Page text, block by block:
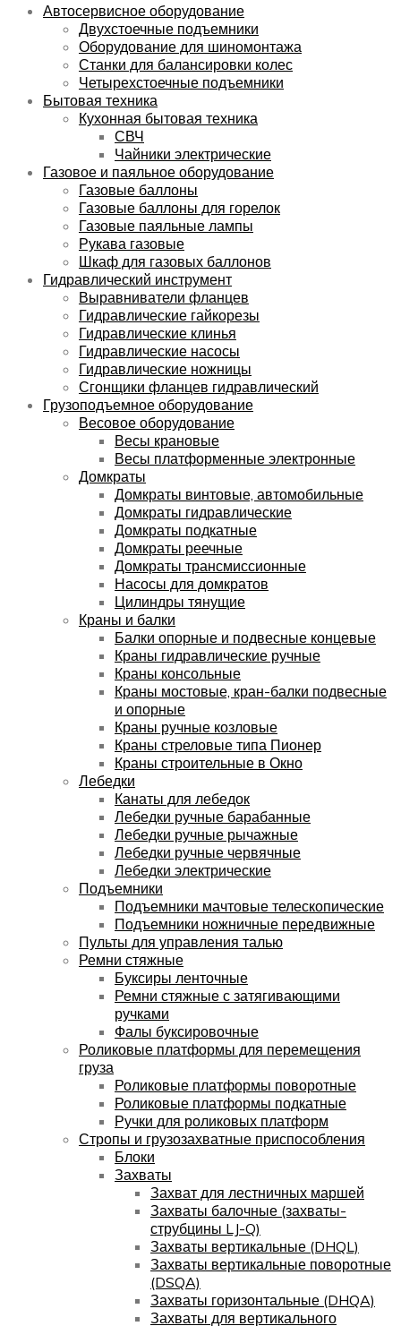
Автосервисное оборудование
Двухстоечные подъемники
Оборудование для шиномонтажа
Станки для балансировки колес
Четырехстоечные подъемники
Бытовая техника
Кухонная бытовая техника
СВЧ
Чайники электрические
Газовое и паяльное оборудование
Газовые баллоны
Газовые баллоны для горелок
Газовые паяльные лампы
Рукава газовые
Шкаф для газовых баллонов
Гидравлический инструмент
Выравниватели фланцев
Гидравлические гайкорезы
Гидравлические клинья
Гидравлические насосы
Гидравлические ножницы
Сгонщики фланцев гидравлический
Грузоподъемное оборудование
Весовое оборудование
Весы крановые
Весы платформенные электронные
Домкраты
Домкраты винтовые, автомобильные
Домкраты гидравлические
Домкраты подкатные
Домкраты реечные
Домкраты трансмиссионные
Насосы для домкратов
Цилиндры тянущие
Краны и балки
Балки опорные и подвесные концевые
Краны гидравлические ручные
Краны консольные
Краны мостовые, кран-балки подвесные
и опорные
Краны ручные козловые
Краны стреловые типа Пионер
Краны строительные в Окно
Лебедки
Канаты для лебедок
Лебедки ручные барабанные
Лебедки ручные рычажные
Лебедки ручные червячные
Лебедки электрические
Подъемники
Подъемники мачтовые телескопические
Подъемники ножничные передвижные
Пульты для управления талью
Ремни стяжные
Буксиры ленточные
Ремни стяжные с затягивающими
ручками
Фалы буксировочные
Роликовые платформы для перемещения
груза
Роликовые платформы поворотные
Роликовые платформы подкатные
Ручки для роликовых платформ
Стропы и грузозахватные приспособления
Блоки
Захваты
Захват для лестничных маршей
Захваты балочные (захваты-
струбцины LJ-Q)
Захваты вертикальные (DHQL)
Захваты вертикальные поворотные
(DSQA)
Захваты горизонтальные (DHQA)
Захваты для вертикального